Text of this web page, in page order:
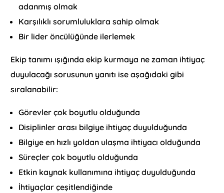
adanmış olmak
Karşılıklı sorumluluklara sahip olmak
Bir lider öncülüğünde ilerlemek
Ekip tanımı ışığında ekip kurmaya ne zaman ihtiyaç
duyulacağı sorusunun yanıtı ise aşağıdaki gibi
sıralanabilir:
Görevler çok boyutlu olduğunda
Disiplinler arası bilgiye ihtiyaç duyulduğunda
Bilgiye en hızlı yoldan ulaşma ihtiyacı olduğunda
Süreçler çok boyutlu olduğunda
Etkin kaynak kullanımına ihtiyaç duyulduğunda
İhtiyaçlar çeşitlendiğinde